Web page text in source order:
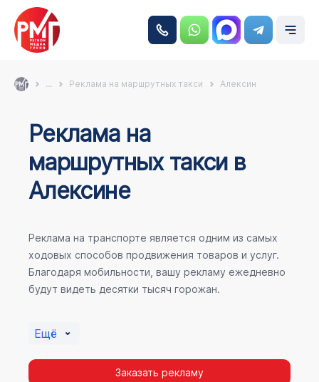
... Реклама на маршрутных такси Алексин
Реклама на
маршрутных такси в
Алексине
Реклама на транспорте является одним из самых
ходовых способов продвижения товаров и услуг.
Благодаря мобильности, вашу рекламу ежедневно
будут видеть десятки тысяч горожан.
Ещё
Заказать рекламу